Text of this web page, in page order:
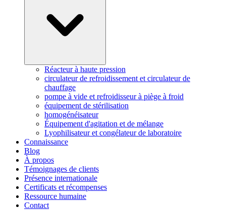
Réacteur à haute pression
circulateur de refroidissement et circulateur de
chauffage
pompe à vide et refroidisseur à piège à froid
équipement de stérilisation
homogénéisateur
Équipement d'agitation et de mélange
Lyophilisateur et congélateur de laboratoire
Connaissance
Blog
À propos
Témoignages de clients
Présence internationale
Certificats et récompenses
Ressource humaine
Contact